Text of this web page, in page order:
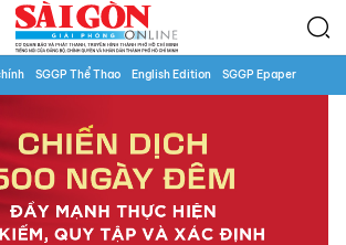
SGGP Thể Thao English Edition SGGP Epaper